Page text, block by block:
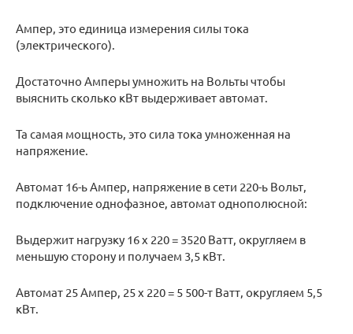
Ампер, это единица измерения силы тока
(электрического).
Достаточно Амперы умножить на Вольты чтобы
выяснить сколько кВт выдерживает автомат.
Та самая мощность, это сила тока умноженная на
напряжение.
Автомат 16-ь Ампер, напряжение в сети 220-ь Вольт,
подключение однофазное, автомат однополюсной:
Выдержит нагрузку 16 х 220 = 3520 Ватт, округляем в
меньшую сторону и получаем 3,5 кВт.
Автомат 25 Ампер, 25 х 220 = 5 500-т Ватт, округляем 5,5
кВт.